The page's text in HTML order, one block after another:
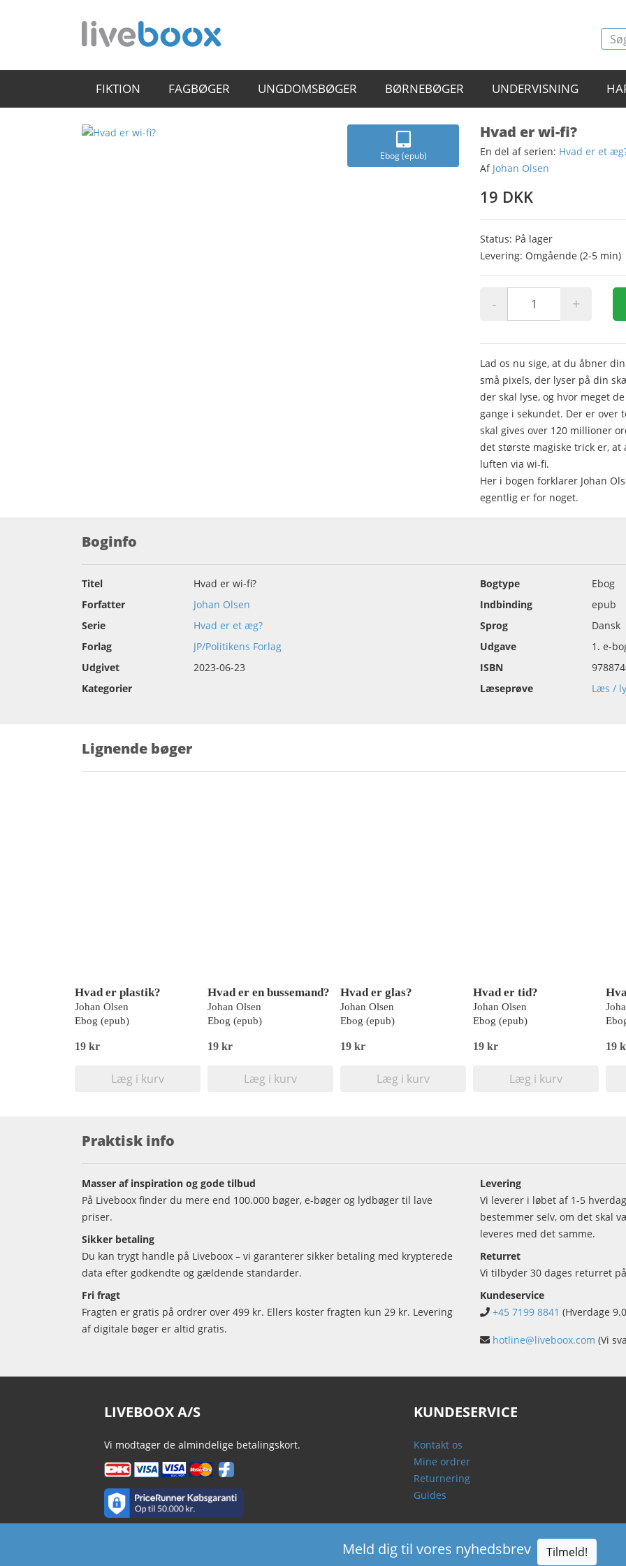
FIKTION FAGBØGER UNGDOMSBØGER BØRNEBØGER UNDERVISNING
Ebog (epub)
Hvad er wi-fi?
En del af serien: Hvad er et
Af Johan Olsen
19 DKK
Status: På lager
Levering: Omgående (2-5 min)
- +
Lad os nu sige, at du åbner
små pixels, der lyser på din
der skal lyse, og hvor meget
gange i sekundet. Der er
skal gives over 120 millioner
det største magiske trick er,
luften via wi-fi.
Her i bogen forklarer Johan
egentlig er for noget.
Boginfo
Titel
Hvad er wi-fi?
Forfatter
Johan Olsen
Serie
Hvad er et æg?
Forlag
JP/Politikens Forlag
Udgivet
2023-06-23
Kategorier
Bogtype
Ebog
Indbinding
epub
Sprog
Dansk
Udgave
1. e-
ISBN
Læseprøve
Læs /
Lignende bøger
Hvad er plastik?
Johan Olsen
Ebog (epub)
19 kr
Læg i kurv
Hvad er en bussemand?
Johan Olsen
Ebog (epub)
19 kr
Læg i kurv
Hvad er glas?
Johan Olsen
Ebog (epub)
19 kr
Læg i kurv
Hvad er tid?
Johan Olsen
Ebog (epub)
19 kr
Læg i kurv
19
Praktisk info
Masser af inspiration og gode tilbud
På Liveboox finder du mere end 100.000 bøger, e-bøger og lydbøger til lave
priser.
Sikker betaling
Du kan trygt handle på Liveboox – vi garanterer sikker betaling med krypterede
data efter godkendte og gældende standarder.
Fri fragt
Fragten er gratis på ordrer over 499 kr. Ellers koster fragten kun 29 kr. Levering
af digitale bøger er altid gratis.
Levering
Vi leverer i løbet af 1-5
bestemmer selv, om det skal
leveres med det samme.
Returret
Vi tilbyder 30 dages returret
Kundeservice
+45 7199 8841 (Hverdage
hotline@liveboox.com (Vi
LIVEBOOX A/S
Vi modtager de almindelige betalingskort.
KUNDESERVICE
Kontakt os
Mine ordrer
Returnering
Guides
Meld dig til vores nyhedsbrev Tilmeld!